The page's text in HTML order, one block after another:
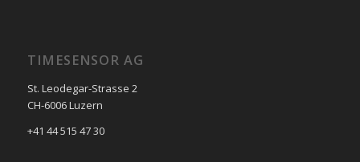
TIMESENSOR AG
St. Leodegar-Strasse 2
CH-6006 Luzern
+41 44 515 47 30